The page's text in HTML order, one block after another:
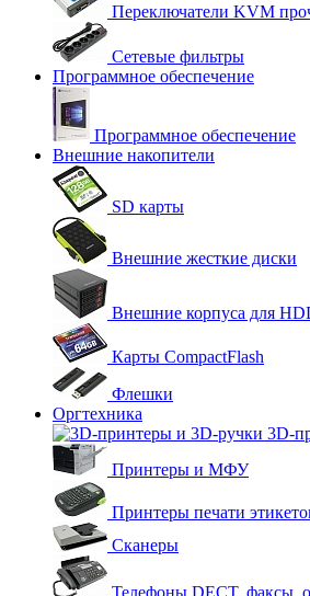
Переключатели KVM
Сетевые фильтры
Программное обеспечение
Программное обеспечение
Внешние накопители
SD карты
Внешние жесткие диски
Внешние корпуса для
Карты CompactFlash
Флешки
Оргтехника
3D-
Принтеры и МФУ
Принтеры печати
Сканеры
Телефоны DECT, факсы,